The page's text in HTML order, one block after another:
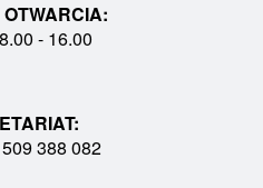
- 16.00
388 082